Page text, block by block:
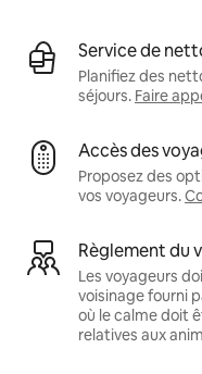
Service de
Planifiez des
séjours. Faire
Accès des
Proposez des
vos voyageurs.
Règlement du
Les voyageurs
voisinage fourni
où le calme doit
relatives aux